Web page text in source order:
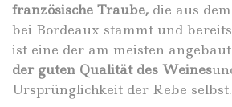
französische Traube, die aus
bei Bordeaux stammt und bereits
ist eine der am meisten
der guten Qualität des Weines
Ursprünglichkeit der Rebe selbst.